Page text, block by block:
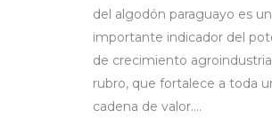
del algodón paraguayo es un
importante indicador del
de crecimiento
rubro, que fortalece a toda
cadena de valor....